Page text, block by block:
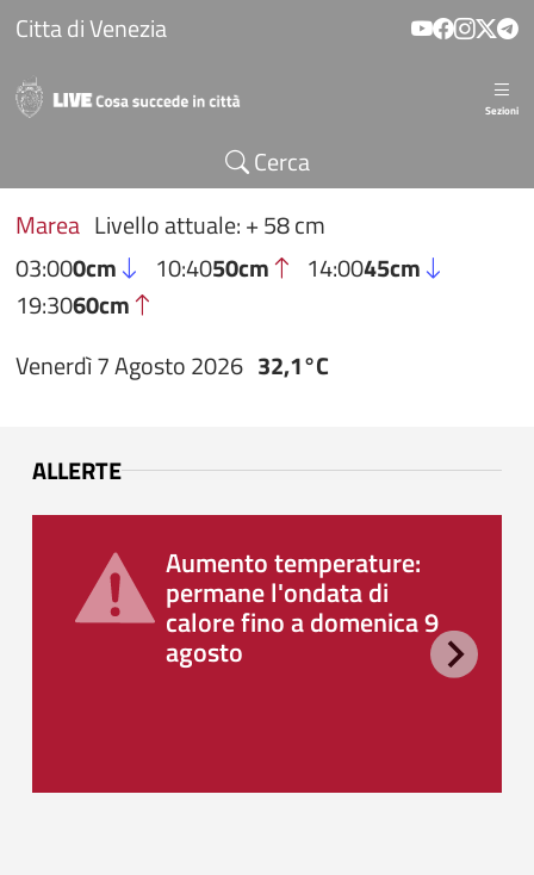
Salta al contenuto principale
Citta di Venezia
Sezioni
Cerca
Marea Livello attuale: + 58 cm
03:000cm 10:4050cm 14:0045cm
19:3060cm
Venerdì 7 Agosto 2026 32,1°C
ALLERTE
Aumento temperature:
permane l'ondata di
calore fino a domenica 9
agosto